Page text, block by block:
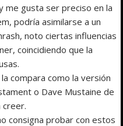
me gusta ser preciso en la
podría asimilarse a un
noto ciertas influencias
coincidiendo que la
compara como la versión
o Dave Mustaine de
creer.
consigna probar con estos